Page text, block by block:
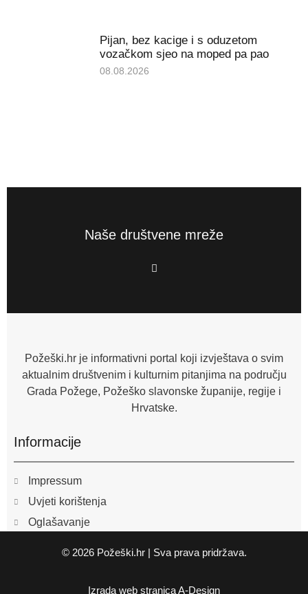
Pijan, bez kacige i s oduzetom
vozačkom sjeo na moped pa pao
08.08.2026
Naše društvene mreže
F
a
o
f
Požeški.hr je informativni portal koji izvještava o svim
aktualnim društvenim i kulturnim pitanjima na području
Grada Požege, Požeško slavonske županije, regije i
Hrvatske.
Informacije
Impressum
Uvjeti korištenja
Oglašavanje
© 2026 Požeški.hr | Sva prava pridržava.
Izrada web stranicaA-Design